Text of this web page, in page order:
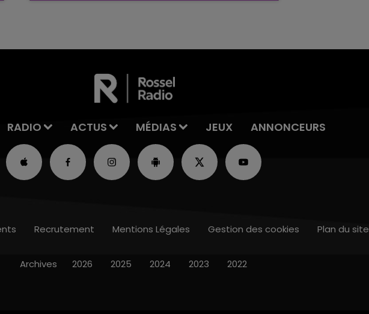
RADIO ACTUS MÉDIAS JEUX ANNONCEURS
Recrutement Mentions Légales Gestion des cookies Plan du site
Archives 2026 2025 2024 2023 2022